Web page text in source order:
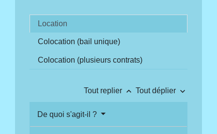
Location
Colocation (bail unique)
Colocation (plusieurs contrats)
Tout replier keyboard_arrow_up Tout déplier keyboard_arrow_down
De quoi s'agit-il ?